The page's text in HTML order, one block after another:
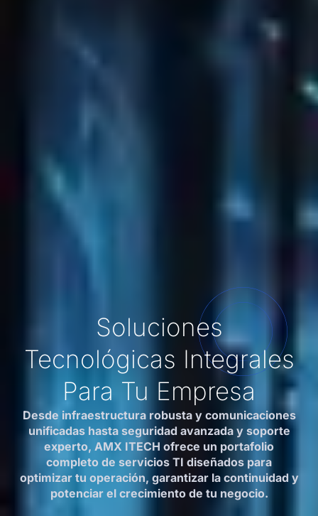
Soluciones
Tecnológicas Integrales
Para Tu Empresa
Desde infraestructura robusta y comunicaciones
unificadas hasta seguridad avanzada y soporte
experto, AMX ITECH ofrece un portafolio
completo de servicios TI diseñados para
optimizar tu operación, garantizar la continuidad y
potenciar el crecimiento de tu negocio.